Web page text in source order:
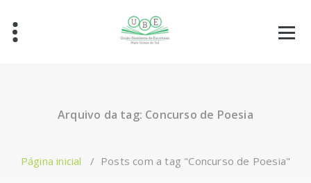
Arquivo da tag: Concurso de Poesia
Página inicial / Posts com a tag "Concurso de Poesia"